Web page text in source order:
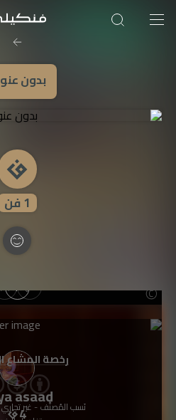
بدون
1فن
asaad
4
رخصة المشاع
نَسب المُصنَّف - غير
صورة
Abid